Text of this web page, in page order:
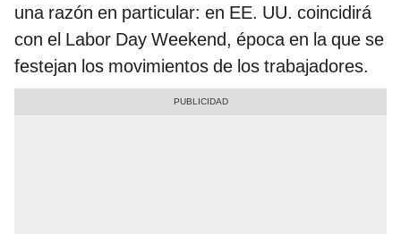
una razón en particular: en EE. UU. coincidirá
con el Labor Day Weekend, época en la que se
festejan los movimientos de los trabajadores.